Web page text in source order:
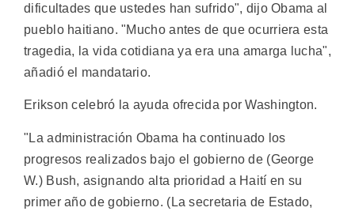
dificultades que ustedes han sufrido", dijo Obama al
pueblo haitiano. "Mucho antes de que ocurriera esta
tragedia, la vida cotidiana ya era una amarga lucha",
añadió el mandatario.
Erikson celebró la ayuda ofrecida por Washington.
"La administración Obama ha continuado los
progresos realizados bajo el gobierno de (George
W.) Bush, asignando alta prioridad a Haití en su
primer año de gobierno. (La secretaria de Estado,